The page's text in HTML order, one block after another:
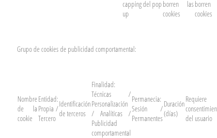
capping del pop
up
borren las
cookies
borren
cookies
Grupo de cookies de publicidad comportamental:
Nombre
de la
cookie
Entidad:
Propia /
Tercero
Identificación
de terceros
Finalidad:
Técnicas /
Personalización
/ Analíticas /
Publicidad
comportamental
Permanecia:
Sesión /
Permanentes
Duración
(días)
Requiere
del usuario